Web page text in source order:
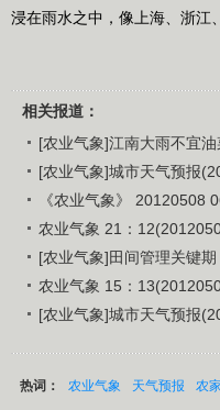
浸在雨水之中，像上海、浙江
相关报道：
[农业气象]江南大雨不宜
[农业气象]城市天气预报
《农业气象》 20120508
农业气象 21：
[农业气象]田间管理关键期
农业气象 15：
[农业气象]城市天气预报
热词： 农业气象 天气预报 农